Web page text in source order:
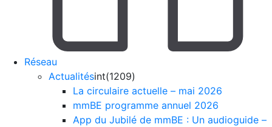
Réseau
Actualitésint(1209)
La circulaire actuelle – mai 2026
mmBE programme annuel 2026
App du Jubilé de mmBE : Un audioguide –